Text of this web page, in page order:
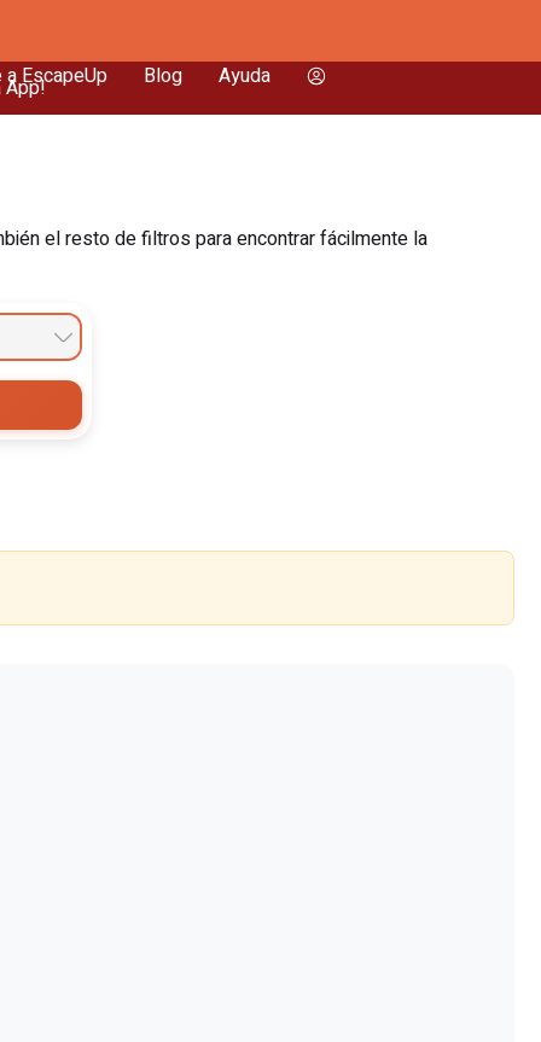
a EscapeUp Blog Ayuda
App!
el resto de filtros para encontrar fácilmente la